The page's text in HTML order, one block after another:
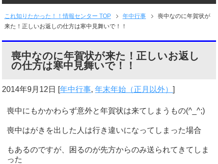
これ知りたかった！！情報センター TOP 年中行事
喪中なのに年賀状が
来た！正しいお返しの仕方は寒中見舞いで！！
喪中なのに年賀状が来た！正しいお返し
の仕方は寒中見舞いで！！
2014年9月12日 [年中行事,年末年始（正月以外）]
喪中にもかかわらず意外と年賀状は来てしまうもの(^_^;)
喪中はがきを出した人は行き違いになってしまった場合
もあるのですが、困るのが先方からのみ送られてきてしま
った